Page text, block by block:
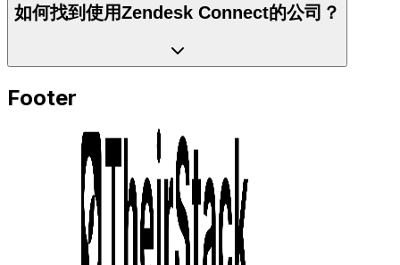
如何找到使用Zendesk Connect的公司？
Footer